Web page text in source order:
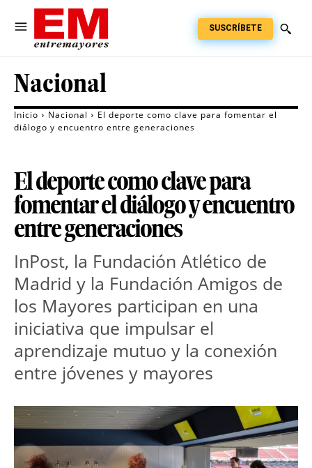
SUSCRÍBETE
Nacional
Inicio Nacional
El deporte como clave para fomentar el
diálogo y encuentro entre generaciones
El deporte como clave para
fomentar el diálogo y encuentro
entre generaciones
InPost, la Fundación Atlético de
Madrid y la Fundación Amigos de
los Mayores participan en una
iniciativa que impulsar el
aprendizaje mutuo y la conexión
entre jóvenes y mayores